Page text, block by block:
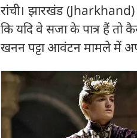
रांची। झारखंड
कि यदि वे सजा के पात्र हैं तो
खनन पट्टा आवंटन मामले में